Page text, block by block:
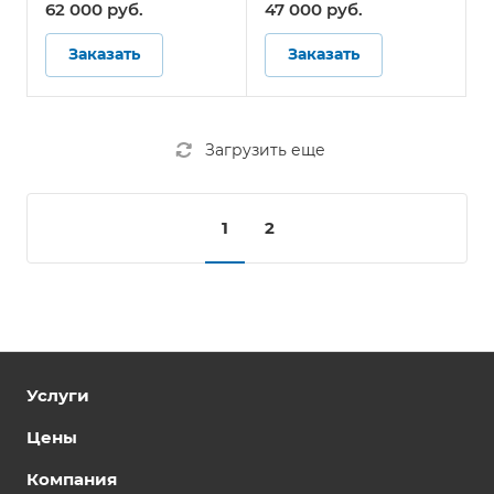
автобусов
62 000 руб.
Заказать
автобусов
47 000 руб.
Заказать
Загрузить еще
1 2
Услуги
Цены
Компания